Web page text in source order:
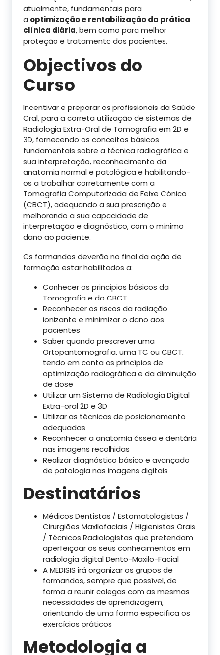
atualmente, fundamentais para
a optimização e rentabilização da prática
clínica diária, bem como para melhor
proteção e tratamento dos pacientes.
Objectivos do
Curso
Incentivar e preparar os profissionais da Saúde
Oral, para a correta utilização de sistemas de
Radiologia Extra-Oral de Tomografia em 2D e
3D, fornecendo os conceitos básicos
fundamentais sobre a técnica radiográfica e
sua interpretação, reconhecimento da
anatomia normal e patológica e habilitando-
os a trabalhar corretamente com a
Tomografia Computorizada de Feixe Cónico
(CBCT), adequando a sua prescrição e
melhorando a sua capacidade de
interpretação e diagnóstico, com o mínimo
dano ao paciente.
Os formandos deverão no final da ação de
formação estar habilitados a:
Conhecer os princípios básicos da
Tomografia e do CBCT
Reconhecer os riscos da radiação
ionizante e minimizar o dano aos
pacientes
Saber quando prescrever uma
Ortopantomografia, uma TC ou CBCT,
tendo em conta os princípios de
optimização radiográfica e da diminuição
de dose
Utilizar um Sistema de Radiologia Digital
Extra-oral 2D e 3D
Utilizar as técnicas de posicionamento
adequadas
Reconhecer a anatomia óssea e dentária
nas imagens recolhidas
Realizar diagnóstico básico e avançado
de patologia nas imagens digitais
Destinatários
Médicos Dentistas / Estomatologistas /
Cirurgiões Maxilofaciais / Higienistas Orais
/ Técnicos Radiologistas que pretendam
aperfeiçoar os seus conhecimentos em
radiologia digital Dento-Maxilo-Facial
A MEDISIS irá organizar os grupos de
formandos, sempre que possível, de
forma a reunir colegas com as mesmas
necessidades de aprendizagem,
orientando de uma forma específica os
exercícios práticos
Metodologia a